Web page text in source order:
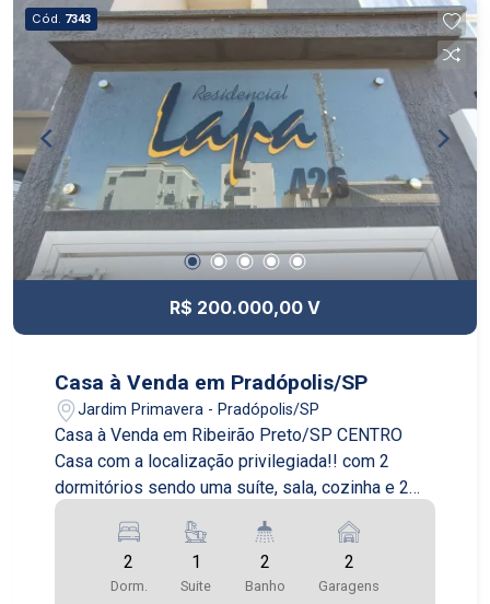
Cód. 7343
R$ 200.000,00 V
Casa à Venda em Pradópolis/SP
Jardim Primavera - Pradópolis/SP
Casa à Venda em Ribeirão Preto/SP CENTRO
Casa com a localização privilegiada!! com 2
dormitórios sendo uma suíte, sala, cozinha e 2
2
Dorm.
1
Suite
2
Banho
2
Garagens